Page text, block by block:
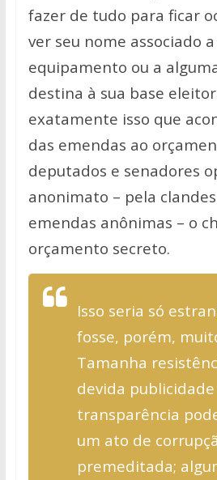
fazer de tudo para ficar
ver seu nome associado
equipamento ou a
destina à sua base
exatamente isso que
das emendas ao
deputados e senadores
anonimato – pela
emendas anônimas – o
orçamento secreto.
Isso seria só
fosse, porém,
Tamanha
devida publicidade
transparência
um ato de
premeditada;